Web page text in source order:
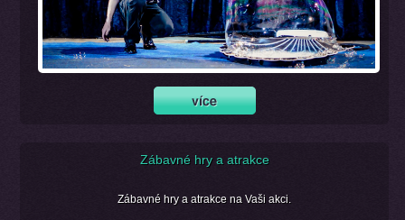
Zábavné hry a atrakce
Zábavné hry a atrakce na Vaši akci.